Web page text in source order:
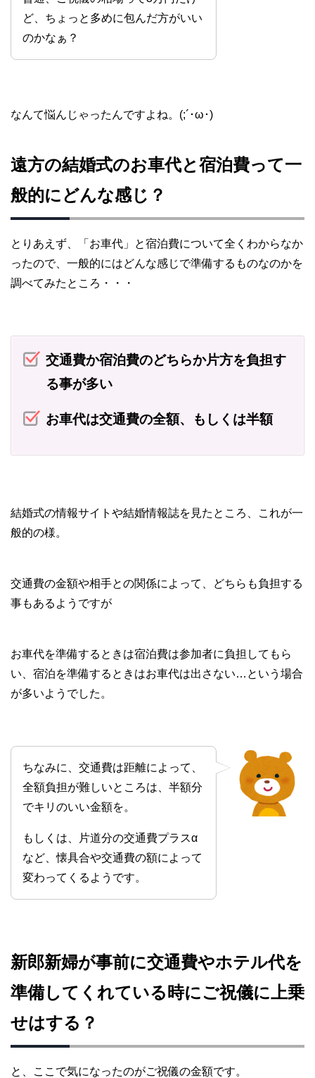
ど、ちょっと多めに包んだ方がいい
のかなぁ？
なんて悩んじゃったんですよね。(;´･ω･)
遠方の結婚式のお車代と宿泊費って一
般的にどんな感じ？
とりあえず、「お車代」と宿泊費について全くわからなか
ったので、一般的にはどんな感じで準備するものなのかを
調べてみたところ・・・
交通費か宿泊費のどちらか片方を負担す
る事が多い
お車代は交通費の全額、もしくは半額
結婚式の情報サイトや結婚情報誌を見たところ、これが一
般的の様。
交通費の金額や相手との関係によって、どちらも負担する
事もあるようですが
お車代を準備するときは宿泊費は参加者に負担してもら
い、宿泊を準備するときはお車代は出さない…という場合
が多いようでした。
ちなみに、交通費は距離によって、
全額負担が難しいところは、半額分
でキリのいい金額を。
もしくは、片道分の交通費プラスα
など、懐具合や交通費の額によって
変わってくるようです。
新郎新婦が事前に交通費やホテル代を
準備してくれている時にご祝儀に上乗
せはする？
と、ここで気になったのがご祝儀の金額です。